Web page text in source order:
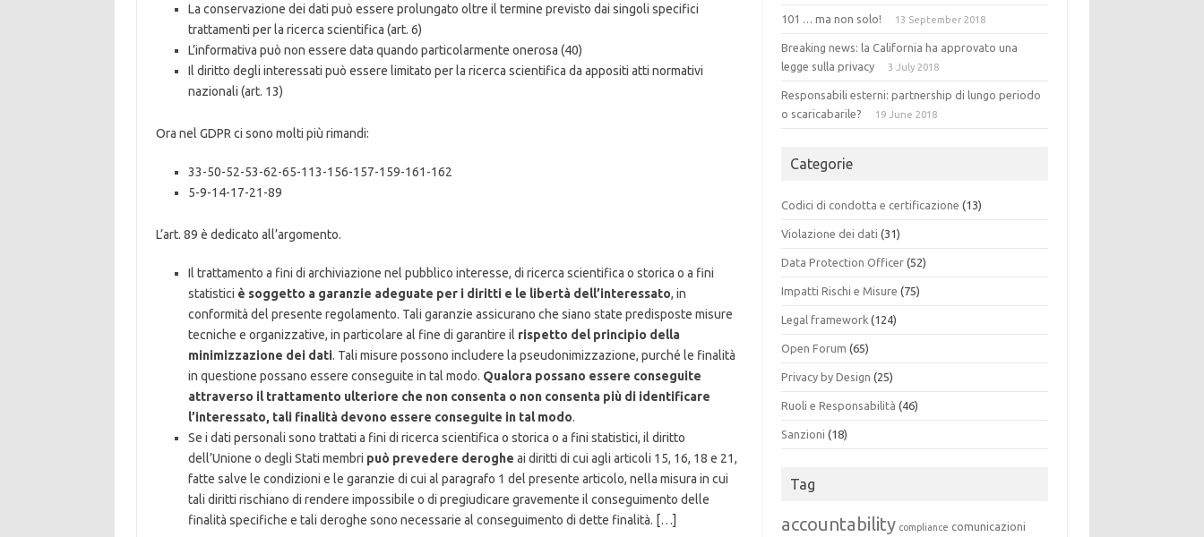
La conservazione dei dati può essere prolungato oltre il termine previsto dai singoli specifici
trattamenti per la ricerca scientifica (art. 6)
L’informativa può non essere data quando particolarmente onerosa (40)
Il diritto degli interessati può essere limitato per la ricerca scientifica da appositi atti normativi
nazionali (art. 13)
Ora nel GDPR ci sono molti più rimandi:
33-50-52-53-62-65-113-156-157-159-161-162
5-9-14-17-21-89
L’art. 89 è dedicato all’argomento.
Il trattamento a fini di archiviazione nel pubblico interesse, di ricerca scientifica o storica o a fini
statistici è soggetto a garanzie adeguate per i diritti e le libertà dell’interessato, in
conformità del presente regolamento. Tali garanzie assicurano che siano state predisposte misure
tecniche e organizzative, in particolare al fine di garantire il rispetto del principio della
minimizzazione dei dati. Tali misure possono includere la pseudonimizzazione, purché le finalità
in questione possano essere conseguite in tal modo. Qualora possano essere conseguite
attraverso il trattamento ulteriore che non consenta o non consenta più di identificare
l’interessato, tali finalità devono essere conseguite in tal modo.
Se i dati personali sono trattati a fini di ricerca scientifica o storica o a fini statistici, il diritto
dell’Unione o degli Stati membri può prevedere deroghe ai diritti di cui agli articoli 15, 16, 18 e 21,
fatte salve le condizioni e le garanzie di cui al paragrafo 1 del presente articolo, nella misura in cui
tali diritti rischiano di rendere impossibile o di pregiudicare gravemente il conseguimento delle
finalità specifiche e tali deroghe sono necessarie al conseguimento di dette finalità. […]
101 … ma non solo! 13 September 2018
Breaking news: la California ha approvato una
legge sulla privacy
3 July 2018
Responsabili esterni: partnership di lungo periodo
o scaricabarile?
19 June 2018
Categorie
Codici di condotta e certificazione (13)
Violazione dei dati (31)
Data Protection Officer (52)
Impatti Rischi e Misure (75)
Legal framework (124)
Open Forum (65)
Privacy by Design (25)
Ruoli e Responsabilità (46)
Sanzioni (18)
Tag
accountability compliance comunicazioni